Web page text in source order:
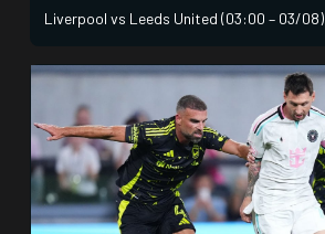
Liverpool vs Leeds United (03:00 – 03/08)